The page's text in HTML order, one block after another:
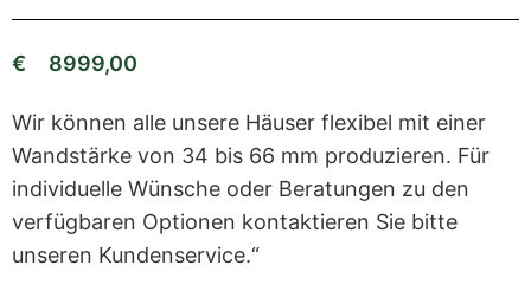
€ 8999,00
Wir können alle unsere Häuser flexibel mit einer
Wandstärke von 34 bis 66 mm produzieren. Für
individuelle Wünsche oder Beratungen zu den
verfügbaren Optionen kontaktieren Sie bitte
unseren Kundenservice.“